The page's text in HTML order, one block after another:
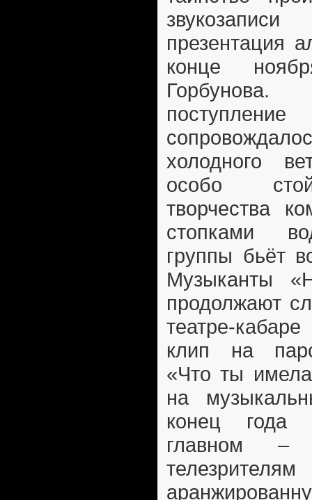
презентация
конце
холодного
особо
творчества
стопками
группы бьёт
Музыканты
продолжают
театре-
клип на
«Что ты
на
конец года
главном –